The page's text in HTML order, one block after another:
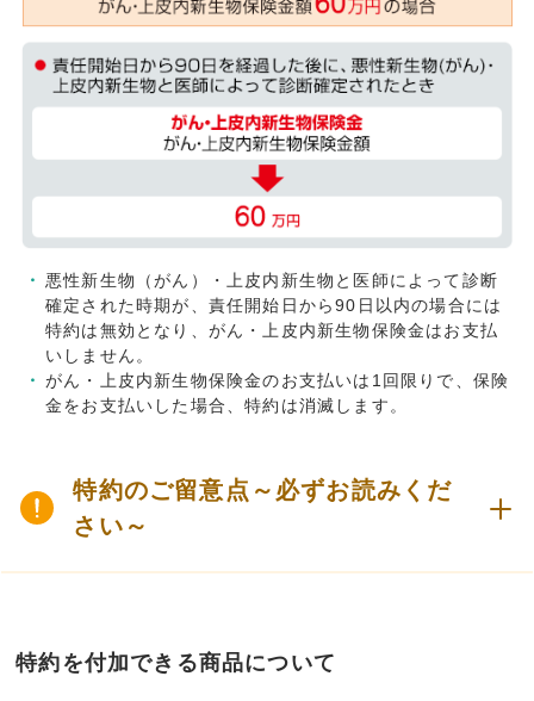
悪性新生物（がん）・上皮内新生物と医師によって診断
確定された時期が、責任開始日から90日以内の場合には
特約は無効となり、がん・上皮内新生物保険金はお支払
いしません。
がん・上皮内新生物保険金のお支払いは1回限りで、保険
金をお支払いした場合、特約は消滅します。
特約のご留意点～必ずお読みくだ
さい～
特約を付加できる商品について